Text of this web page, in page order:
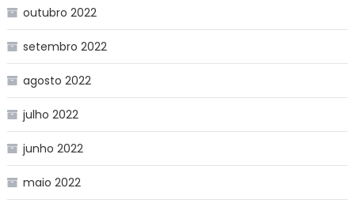
outubro 2022
setembro 2022
agosto 2022
julho 2022
junho 2022
maio 2022